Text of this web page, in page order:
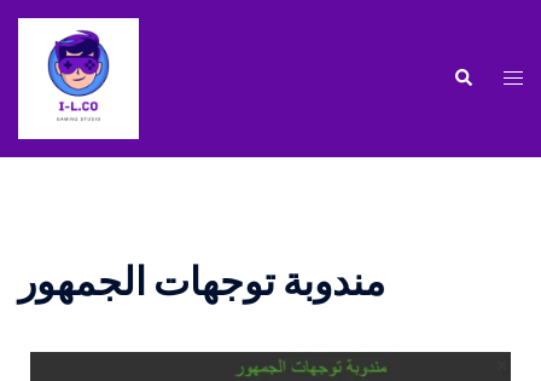
مندوبة توجهات الجمهور